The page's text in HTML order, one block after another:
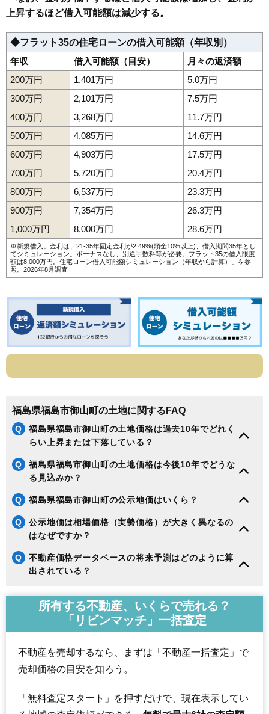
上昇するほど借入可能額は減少する。
◆フラット35の住宅ローンの借入可能額（年収別）
年収
借入可能額（目安）
月々の返済額
200万円
1,401万円
5.0万円
300万円
2,101万円
7.5万円
400万円
3,268万円
11.7万円
500万円
4,085万円
14.6万円
600万円
4,903万円
17.5万円
700万円
5,720万円
20.4万円
800万円
6,537万円
23.3万円
900万円
7,354万円
26.3万円
1,000万円
8,000万円 28.6万円
※新規借入。金利は、21-35年固定金利が2.49%(頭金10%以上)、借入期間35年とし
てシミュレーション。ボーナスなし、別途手数料等が必要。フラット35の借入限度
額は8,000万円。 住宅ローン借入可能額シミュレーション（年収から計算）
」を参
照。2026年8月調査
福島県福島市御山町の土地に関するFAQ
Q
福島県福島市御山町の土地価格は過去10年でどれく
らい上昇または下落している？
Q
福島県福島市御山町の土地価格は今後10年でどうな
る見込みか？
Q 福島県福島市御山町の公示地価はいくら？
Q
公示地価は相場価格（実勢価格）が大きく異なるの
はなぜですか？
Q
不動産価格データベースの将来予測はどのように算
出されている？
所有する不動産、いくらで売れる？
「リビンマッチ」一括査定
不動産を売却するなら、まずは「不動産一括査定」で
売却価格の目安を知ろう。
「無料査定スタート」を押すだけで、現在表示してい